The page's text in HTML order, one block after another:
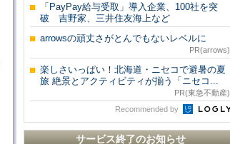
「PayPay給与受取」導入企業、100社を突
破 吉野家、三井住友海上など
arrowsの頑丈さがとんでもないレベルに
PR(arrows)
楽しさいっぱい！北海道・ニセコで避暑の夏
旅 絶景とアクティビティが揃う「ニセコ...
PR(東急不動産)
Recommended by
サービス終了のお知らせ